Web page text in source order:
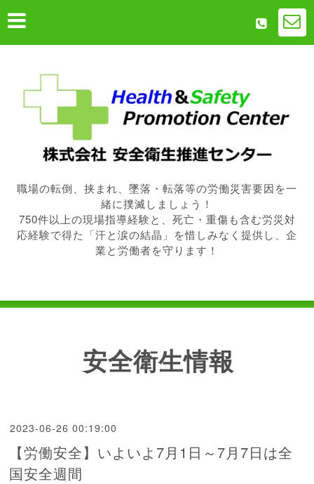
職場の転倒、挟まれ、墜落・転落等の労働災害要因を一
緒に撲滅しましょう！
750件以上の現場指導経験と、死亡・重傷も含む労災対
応経験で得た「汗と涙の結晶」を惜しみなく提供し、企
業と労働者を守ります！
安全衛生情報
2023-06-26 00:19:00
【労働安全】いよいよ7月1日～7月7日は全
国安全週間